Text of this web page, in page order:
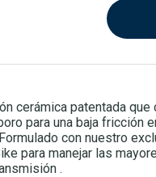
cerámica patentada
para una baja fricción
con nuestro
para manejar las
.